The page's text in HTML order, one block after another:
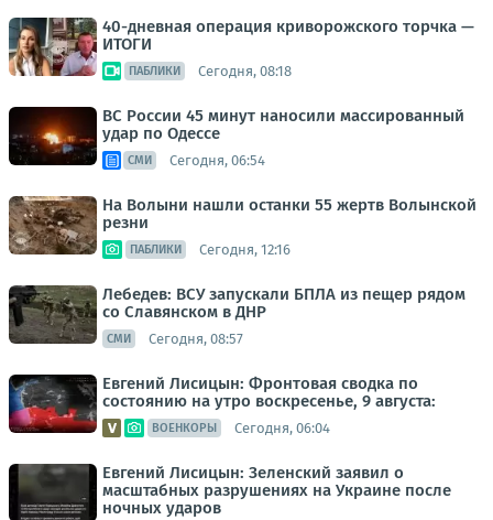
40-дневная операция криворожского торчка —
ИТОГИ
ПАБЛИКИ Сегодня, 08:18
ВС России 45 минут наносили массированный
удар по Одессе
СМИ Сегодня, 06:54
На Волыни нашли останки 55 жертв Волынской
резни
ПАБЛИКИ Сегодня, 12:16
Лебедев: ВСУ запускали БПЛА из пещер рядом
со Славянском в ДНР
СМИ Сегодня, 08:57
Евгений Лисицын: Фронтовая сводка по
состоянию на утро воскресенье, 9 августа:
ВОЕНКОРЫ Сегодня, 06:04
Евгений Лисицын: Зеленский заявил о
масштабных разрушениях на Украине после
ночных ударов